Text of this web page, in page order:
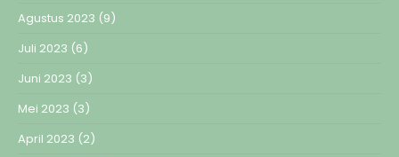
Agustus 2023 (9)
Juli 2023 (6)
Juni 2023 (3)
Mei 2023 (3)
April 2023 (2)